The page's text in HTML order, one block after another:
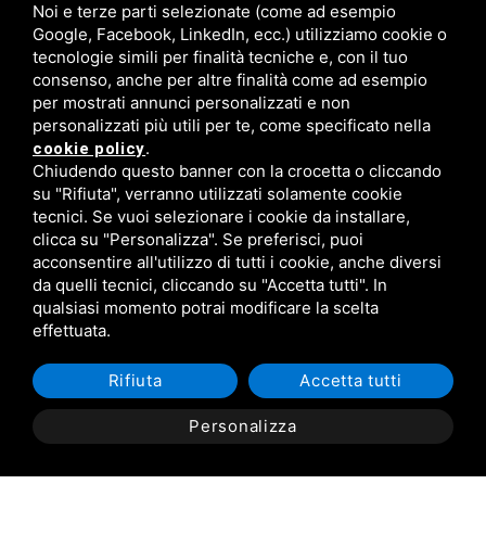
FISM Newsletter
Compila il modulo e resta aggiornato!
Iscriviti ora
Privacy/Sitemap/ Questo sito è protetto da Google
Noi e terze parti selezionate (come ad esempio
Google, Facebook, LinkedIn, ecc.) utilizziamo cookie o
tecnologie simili per finalità tecniche e, con il tuo
consenso, anche per altre finalità come ad esempio
per mostrati annunci personalizzati e non
personalizzati più utili per te, come specificato nella
cookie policy.
Chiudendo questo banner con la crocetta o cliccando
su "Rifiuta", verranno utilizzati solamente cookie
tecnici. Se vuoi selezionare i cookie da installare,
clicca su "Personalizza". Se preferisci, puoi
acconsentire all'utilizzo di tutti i cookie, anche diversi
da quelli tecnici, cliccando su "Accetta tutti". In
qualsiasi momento potrai modificare la scelta
effettuata.
Personalizza
Rifiuta Accetta tutti